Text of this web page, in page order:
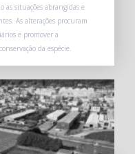
as situações abrangidas e
As alterações procuram
e promover a
da espécie.